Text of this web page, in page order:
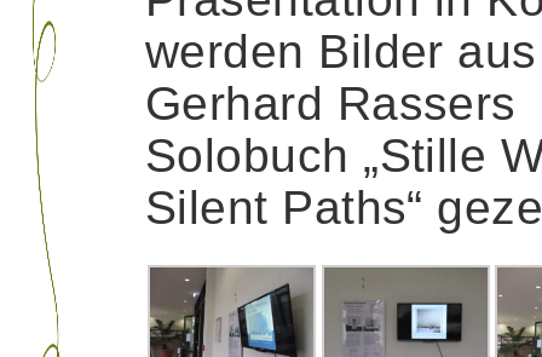
werden Bilder aus
Gerhard Rassers
Solobuch „Stille
Silent Paths“